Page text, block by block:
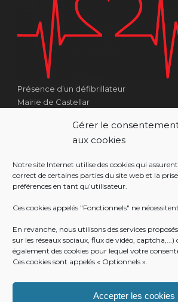
Gérer le
aux cookies
Notre site Internet utilise des cookies qui
correct de certaines parties du site web et la
préférences en tant qu’utilisateur.
Ces cookies appelés "Fonctionnels" ne
En revanche, nous utilisons des services
sur les réseaux sociaux, flux de vidéo, captcha,...)
également des cookies pour lequel votre
Ces cookies sont appelés « Optionnels ».
Accepter les cookies
Présence d’un défibrillateur
Mairie de Castellar
Côté Escalier Rue Sarrail
06500 Castellar
RÉALISATION